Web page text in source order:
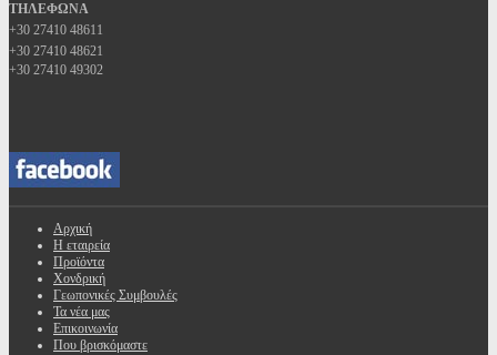
ΤΗΛΕΦΩΝΑ
+30 27410 48611
+30 27410 48621
+30 27410 49302
Αρχική
Η εταιρεία
Προϊόντα
Χονδρική
Γεωπονικές Συμβουλές
Τα νέα μας
Επικοινωνία
Που βρισκόμαστε